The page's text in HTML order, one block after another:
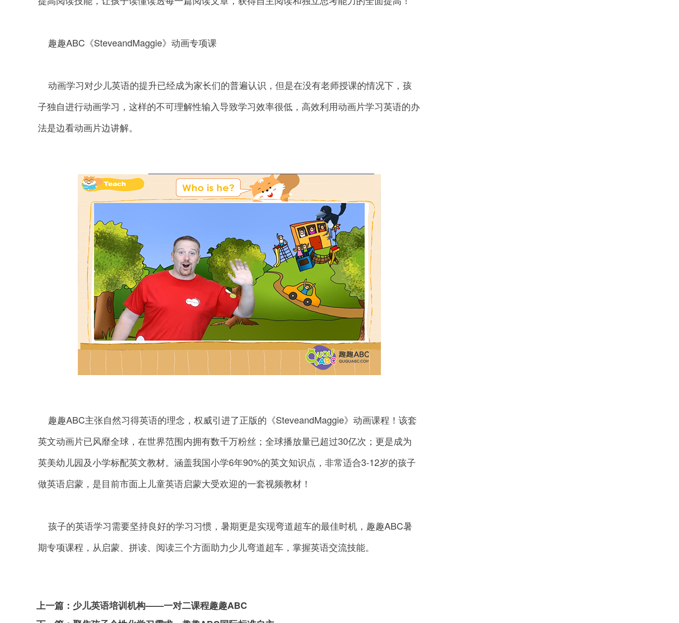
趣趣ABC《SteveandMaggie》动画专项课
动画学习对少儿英语的提升已经成为家长们的普遍认识，但是在没有老师授课的情况下，孩
子独自进行动画学习，这样的不可理解性输入导致学习效率很低，高效利用动画片学习英语的办
法是边看动画片边讲解。
趣趣ABC主张自然习得英语的理念，权威引进了正版的《SteveandMaggie》动画课程！该套
英文动画片已风靡全球，在世界范围内拥有数千万粉丝；全球播放量已超过30亿次；更是成为
英美幼儿园及小学标配英文教材。涵盖我国小学6年90%的英文知识点，非常适合3-12岁的孩子
做英语启蒙，是目前市面上儿童英语启蒙大受欢迎的一套视频教材！
孩子的英语学习需要坚持良好的学习习惯，暑期更是实现弯道超车的最佳时机，趣趣ABC暑
期专项课程，从启蒙、拼读、阅读三个方面助力少儿弯道超车，掌握英语交流技能。
上一篇： 少儿英语培训机构——一对二课程趣趣ABC